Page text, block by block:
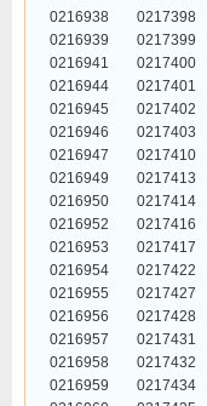
0216938
0217398
0216939
0217399
0216941
0217400
0216944
0217401
0216945
0217402
0216946
0217403
0216947
0217410
0216949
0217413
0216950
0217414
0216952
0217416
0216953
0217417
0216954
0217422
0216955
0217427
0216956
0217428
0216957
0217431
0216958
0217432
0216959
0217434